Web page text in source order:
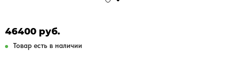
46400 руб.
Товар есть в наличии